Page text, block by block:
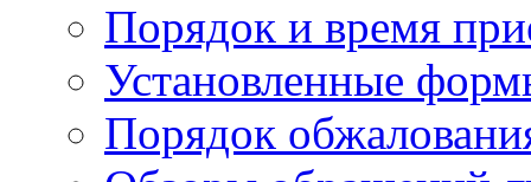
Порядок и время
Установленные
Порядок